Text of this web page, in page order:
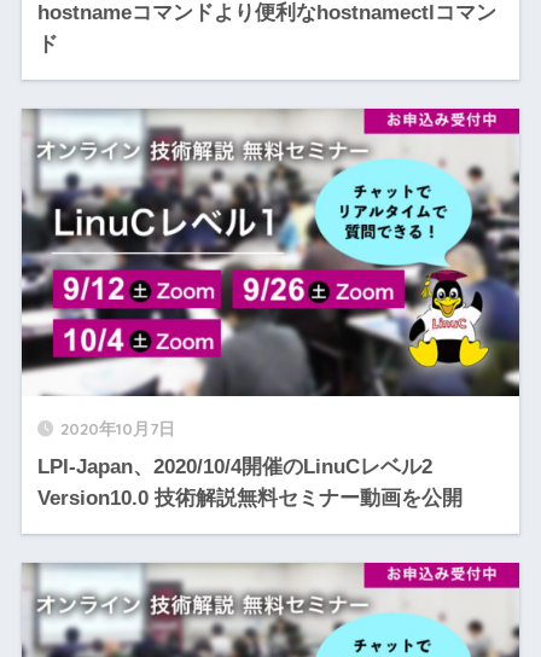
hostnameコマンドより便利なhostnamectlコマン
ド
2020年10月7日
LPI-Japan、2020/10/4開催のLinuCレベル2
Version10.0 技術解説無料セミナー動画を公開